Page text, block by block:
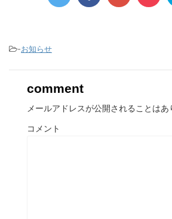
-お知らせ
comment
メールアドレスが公開されることはあ
コメント